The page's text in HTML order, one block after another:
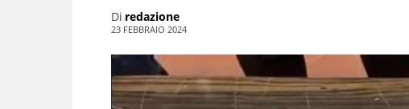
Di redazione
23 FEBBRAIO 2024